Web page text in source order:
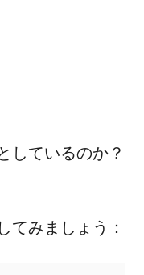
しているのか？
てみましょう：